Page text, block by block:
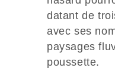
datant de
avec ses
paysages
poussette.